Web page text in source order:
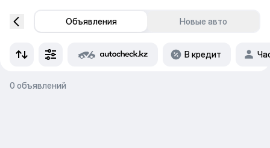
Объявления Новые авто
В кредит
0 объявлений